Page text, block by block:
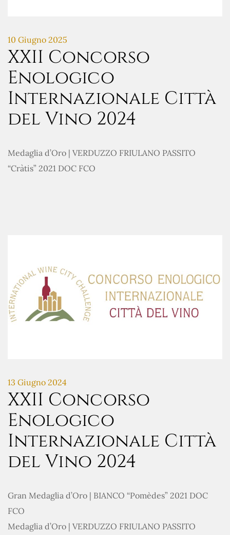
10 Giugno 2025
XXII Concorso
Enologico
Internazionale Città
del Vino 2024
Medaglia d’Oro | VERDUZZO FRIULANO PASSITO
“Cràtis” 2021 DOC FCO
13 Giugno 2024
XXII Concorso
Enologico
Internazionale Città
del Vino 2024
Gran Medaglia d’Oro | BIANCO “Pomèdes” 2021 DOC
FCO
Medaglia d’Oro | VERDUZZO FRIULANO PASSITO